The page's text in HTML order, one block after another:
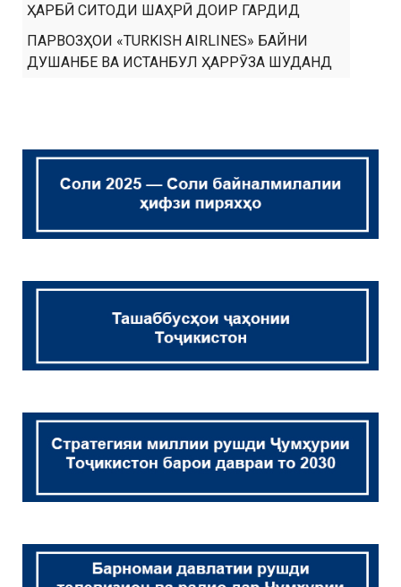
ҲАРБӢ СИТОДИ ШАҲРӢ ДОИР ГАРДИД
ПАРВОЗҲОИ «TURKISH AIRLINES» БАЙНИ
ДУШАНБЕ ВА ИСТАНБУЛ ҲАРРӮЗА ШУДАНД